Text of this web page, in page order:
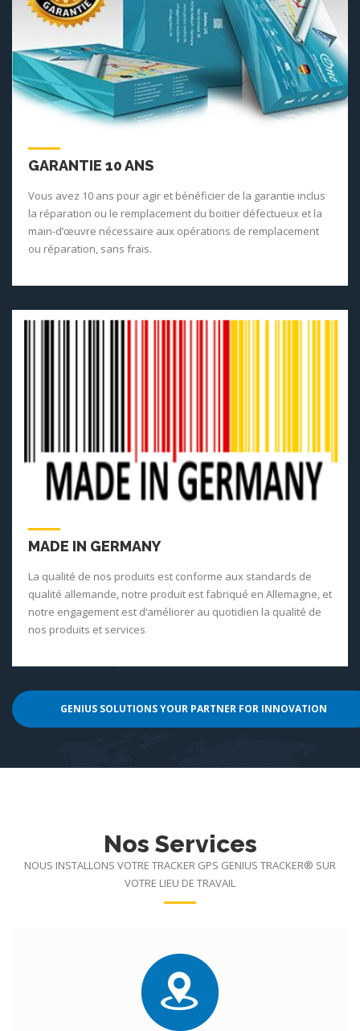
GARANTIE 10 ANS
Vous avez 10 ans pour agir et bénéficier de la garantie inclus
la réparation ou le remplacement du boitier défectueux et la
main-d’œuvre nécessaire aux opérations de remplacement
ou réparation, sans frais.
MADE IN GERMANY
La qualité de nos produits est conforme aux standards de
qualité allemande, notre produit est fabriqué en Allemagne, et
notre engagement est d‘améliorer au quotidien la qualité de
nos produits et services
GENIUS SOLUTIONS YOUR PARTNER FOR INNOVATION
Nos Services
NOUS INSTALLONS VOTRE TRACKER GPS GENIUS TRACKER® SUR
VOTRE LIEU DE TRAVAIL